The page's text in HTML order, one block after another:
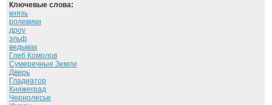
Ключевые слова:
князь
ролевики
дроу
эльф
ведьмак
Глеб Комолов
Сумеречные Земли
Дверь
Гладиатор
Княжеград
Чернолесье